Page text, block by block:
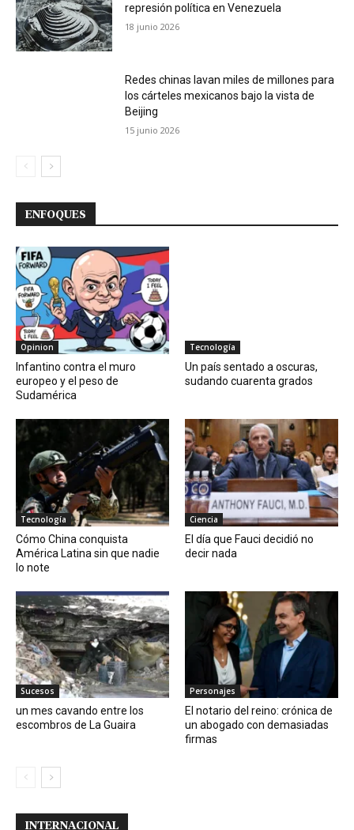
represión política en Venezuela
18 junio 2026
Redes chinas lavan miles de millones para
los cárteles mexicanos bajo la vista de
Beijing
15 junio 2026
ENFOQUES
Opinion
Infantino contra el muro
europeo y el peso de
Sudamérica
Tecnología
Un país sentado a oscuras,
sudando cuarenta grados
Tecnología
Cómo China conquista
América Latina sin que nadie
lo note
Ciencia
El día que Fauci decidió no
decir nada
Sucesos
un mes cavando entre los
escombros de La Guaira
Personajes
El notario del reino: crónica de
un abogado con demasiadas
firmas
INTERNACIONAL